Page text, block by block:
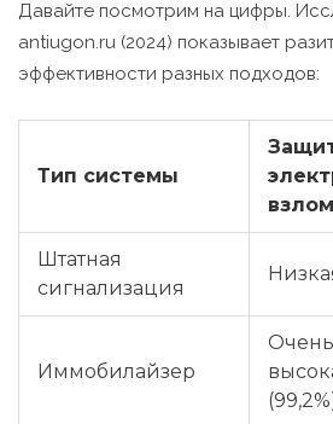
Давайте посмотрим на цифры.
antiugon.ru (2024) показывает
эффективности разных подходов:
Тип системы
Штатная
сигнализация
Иммобилайзер
Очень